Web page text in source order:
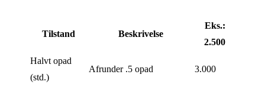
Tilstand Beskrivelse
Eks.:
2.500
Halvt opad
(std.)
Afrunder .5 opad 3.000